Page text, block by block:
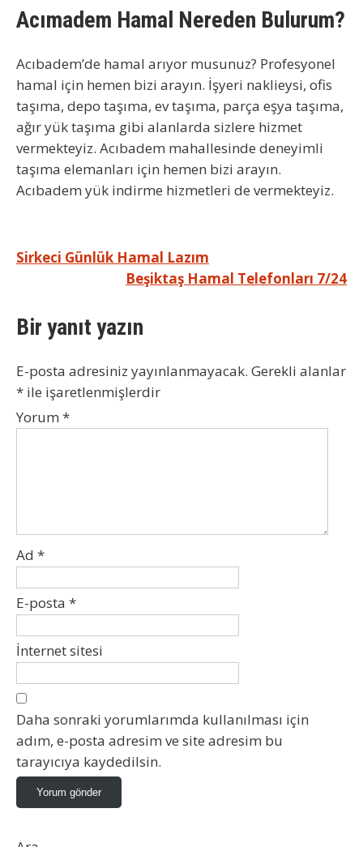
Acımadem Hamal Nereden Bulurum?
Acıbadem’de hamal arıyor musunuz? Profesyonel
hamal için hemen bizi arayın. İşyeri naklieysi, ofis
taşıma, depo taşıma, ev taşıma, parça eşya taşıma,
ağır yük taşıma gibi alanlarda sizlere hizmet
vermekteyiz. Acıbadem mahallesinde deneyimli
taşıma elemanları için hemen bizi arayın.
Acıbadem yük indirme hizmetleri de vermekteyiz.
Yazı
Sirkeci Günlük Hamal Lazım
Beşiktaş Hamal Telefonları 7/24
Bir yanıt yazın
E-posta adresiniz yayınlanmayacak. Gerekli alanlar
* ile işaretlenmişlerdir
Yorum *
Ad *
E-posta *
İnternet sitesi
Daha sonraki yorumlarımda kullanılması için
adım, e-posta adresim ve site adresim bu
tarayıcıya kaydedilsin.